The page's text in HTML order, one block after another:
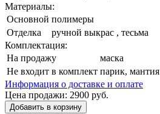
Материалы:
Основной полимеры
Отделка
ручной выкрас , тесьма
Комплектация:
На продажу
маска
Не входит в комплект парик, мантия
Информация о доставке и оплате
Цена продажи: 2900 руб.
Добавить в корзину